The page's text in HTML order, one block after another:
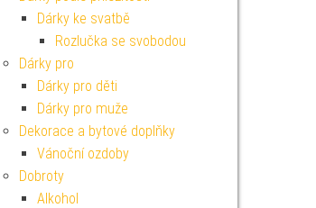
Dárky ke svatbě
Rozlučka se svobodou
Dárky pro
Dárky pro děti
Dárky pro muže
Dekorace a bytové doplňky
Vánoční ozdoby
Dobroty
Alkohol